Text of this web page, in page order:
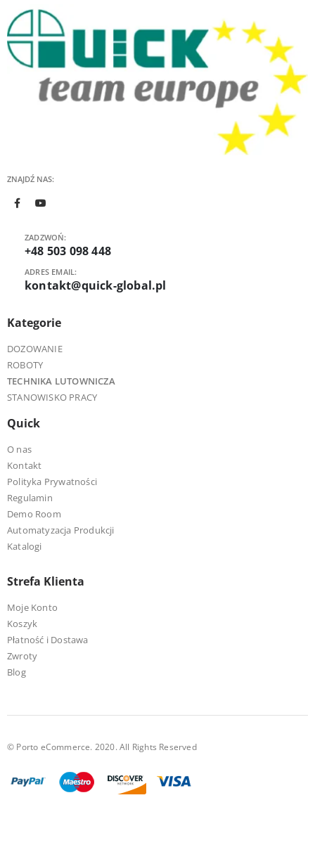
ZNAJDŹ NAS:
ZADZWOŃ:
+48 503 098 448
ADRES EMAIL:
kontakt@quick-global.pl
Kategorie
DOZOWANIE
ROBOTY
TECHNIKA LUTOWNICZA
STANOWISKO PRACY
Quick
O nas
Kontakt
Polityka Prywatności
Regulamin
Demo Room
Automatyzacja Produkcji
Katalogi
Strefa Klienta
Moje Konto
Koszyk
Płatność i Dostawa
Zwroty
Blog
© Porto eCommerce. 2020. All Rights Reserved